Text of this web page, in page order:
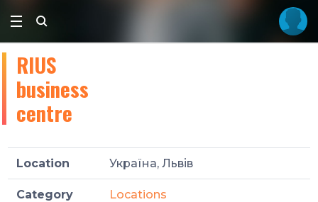
RIUS
business
centre
Location Україна, Львів
Category Locations